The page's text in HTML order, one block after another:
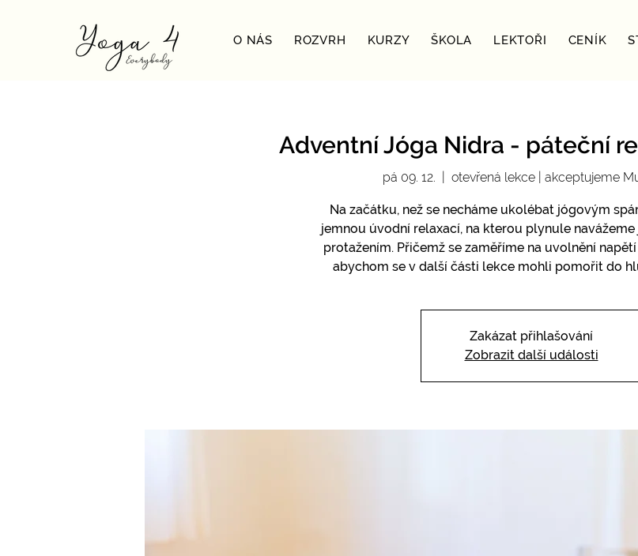
O NÁS ROZVRH KURZY ŠKOLA LEKTOŘI CENÍK
Adventní Jóga Nidra - páteční
pá 09. 12. otevřená lekce | akceptujeme
Na začátku, než se necháme ukolébat jógovým
jemnou úvodní relaxací, na kterou plynule
protažením. Přičemž se zaměříme na uvolnění
abychom se v další části lekce mohli pomořit do
Zakázat přihlašování
Zobrazit další události